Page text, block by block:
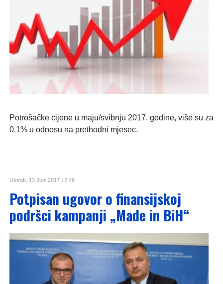
Potrošačke cijene u maju/svibnju 2017. godine, više su za
0.1% u odnosu na prethodni mjesec.
Utorak, 13 Juni 2017 12:48
Potpisan ugovor o finansijskoj
podršci kampanji „Made in BiH“